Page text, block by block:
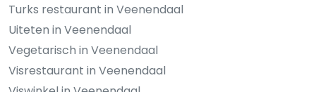
Turks restaurant in Veenendaal
Uiteten in Veenendaal
Vegetarisch in Veenendaal
Visrestaurant in Veenendaal